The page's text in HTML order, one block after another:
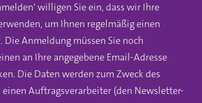
willigen Sie ein, dass wir Ihre
um Ihnen regelmäßig einen
Die Anmeldung müssen Sie noch
an Ihre angegebene Email-Adresse
Die Daten werden zum Zweck des
Auftragsverarbeiter (den Newsletter-